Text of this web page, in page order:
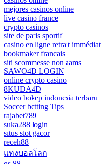
mejores casinos online
live casino france
crypto casinos
site de paris sportif
casino en ligne retrait immédiat
bookmaker francais
siti scommesse non aams
SAWO4D LOGIN
online crypto casino
8KUDA4D
video bokep indonesia terbaru
Soccer betting Tips
rajabet789
suka288 login
situs slot gacor
receh88
แทงบอลโลก